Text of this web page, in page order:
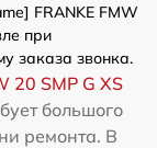
FRANKE FMW
при
заказа звонка.
20 SMP G XS
большого
ремонта. В